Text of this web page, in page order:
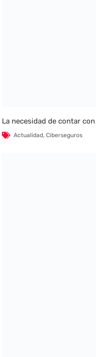
La necesidad de contar
Actualidad,Ciberseguros